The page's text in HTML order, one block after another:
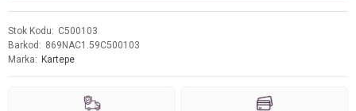
Stok Kodu
C500103
Barkod
869NAC1.59C500103
Marka
Kartepe